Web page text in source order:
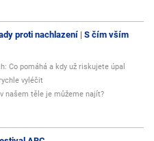
proti nachlazení S čím vším
Co pomáhá a kdy už riskujete úpal
vyléčit
našem těle je můžeme najít?